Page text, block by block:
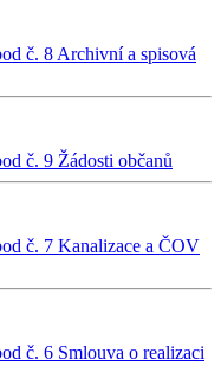
č. 8 Archivní a spisová
č. 9 Žádosti občanů
č. 7 Kanalizace a ČOV
č. 6 Smlouva o realizaci